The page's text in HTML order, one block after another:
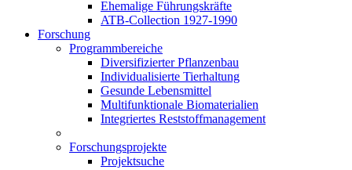
Ehemalige Führungskräfte
ATB-Collection 1927-1990
Forschung
Programmbereiche
Diversifizierter Pflanzenbau
Individualisierte Tierhaltung
Gesunde Lebensmittel
Multifunktionale Biomaterialien
Integriertes Reststoffmanagement
Forschungsprojekte
Projektsuche